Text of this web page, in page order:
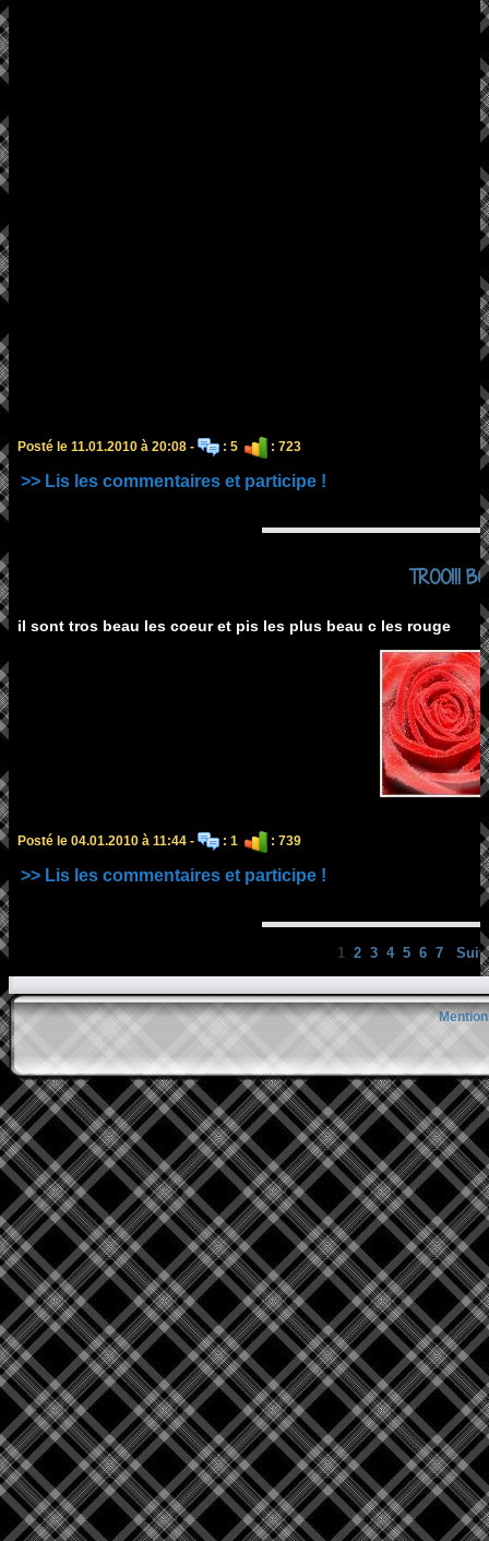
Posté le 11.01.2010 à 20:08 - : 5 : 723
>> Lis les commentaires et participe !
TROO!!!
il sont tros beau les coeur et pis les plus beau c les rouge
Posté le 04.01.2010 à 11:44 - : 1 : 739
>> Lis les commentaires et participe !
1 2 3 4 5 6 7